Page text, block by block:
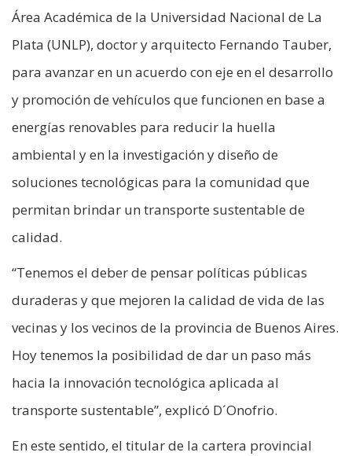
Área Académica de la Universidad Nacional de La
Plata (UNLP), doctor y arquitecto Fernando Tauber,
para avanzar en un acuerdo con eje en el desarrollo
y promoción de vehículos que funcionen en base a
energías renovables para reducir la huella
ambiental y en la investigación y diseño de
soluciones tecnológicas para la comunidad que
permitan brindar un transporte sustentable de
calidad.
“Tenemos el deber de pensar políticas públicas
duraderas y que mejoren la calidad de vida de las
vecinas y los vecinos de la provincia de Buenos Aires.
Hoy tenemos la posibilidad de dar un paso más
hacia la innovación tecnológica aplicada al
transporte sustentable”, explicó D´Onofrio.
En este sentido, el titular de la cartera provincial